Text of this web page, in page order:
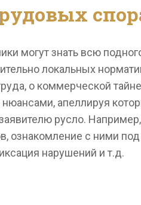
могут знать всю
локальных
о коммерческой
нюансами, апеллируя
русло.
ознакомление с ними
нарушений и т.д.